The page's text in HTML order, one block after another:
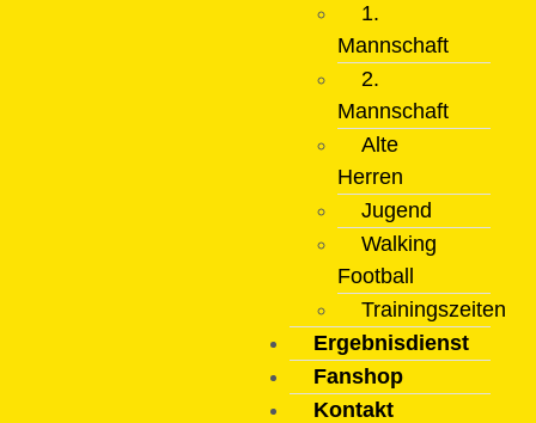
1.
Mannschaft
2.
Mannschaft
Alte
Herren
Jugend
Walking
Football
Trainingszeiten
Ergebnisdienst
Fanshop
Kontakt